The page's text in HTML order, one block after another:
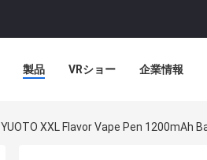
製品 VRショー 企業情報
YUOTO XXL Flavor Vape Pen 1200mAh